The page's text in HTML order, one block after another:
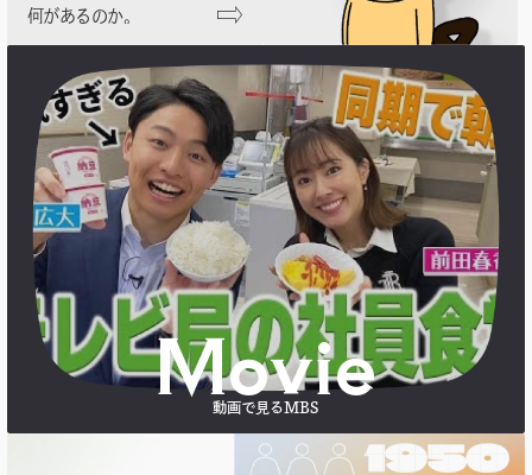
何があるのか。
Movie
動画で見るMBS